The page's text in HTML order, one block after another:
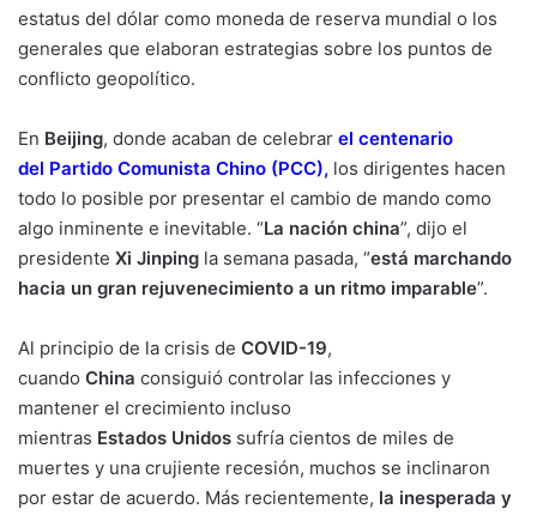
estatus del dólar como moneda de reserva mundial o los
generales que elaboran estrategias sobre los puntos de
conflicto geopolítico.
En Beijing, donde acaban de celebrar el centenario
del Partido Comunista Chino (PCC), los dirigentes hacen
todo lo posible por presentar el cambio de mando como
algo inminente e inevitable. “La nación china”, dijo el
presidente Xi Jinping la semana pasada, “está marchando
hacia un gran rejuvenecimiento a un ritmo imparable”.
Al principio de la crisis de COVID-19,
cuando China consiguió controlar las infecciones y
mantener el crecimiento incluso
mientras Estados Unidos sufría cientos de miles de
muertes y una crujiente recesión, muchos se inclinaron
por estar de acuerdo. Más recientemente, la inesperada y